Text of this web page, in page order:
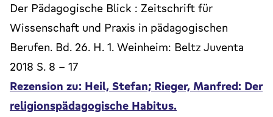
Der Pädagogische Blick : Zeitschrift für
Wissenschaft und Praxis in pädagogischen
Berufen. Bd. 26. H. 1. Weinheim: Beltz Juventa
2018 S. 8 - 17
Rezension zu: Heil, Stefan; Rieger, Manfred: Der
religionspädagogische Habitus.